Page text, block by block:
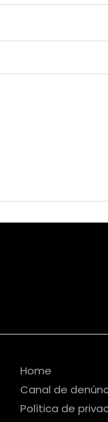
Home
Canal de
Política de